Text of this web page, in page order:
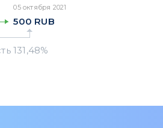
05 октября 2021
500 RUB